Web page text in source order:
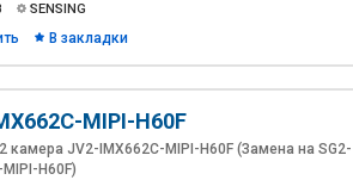
SENSING
В закладки
MIPI-H60F
камера JV2-IMX662C-MIPI-H60F (Замена на SG2-
MIPI-H60F)